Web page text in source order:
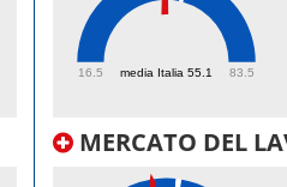
media Italia 55.1
16.5 83.5
MERCATO DEL